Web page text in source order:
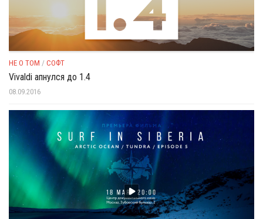
НЕ О ТОМ / СОФТ
Vivaldi апнулся до 1.4
08.09.2016